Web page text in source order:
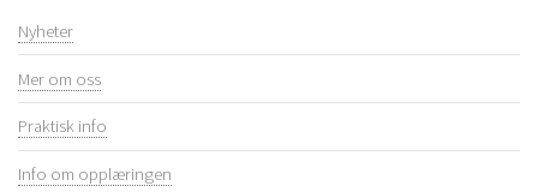
Nyheter
Mer om oss
Praktisk info
Info om opplæringen